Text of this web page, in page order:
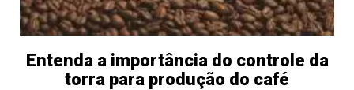
Entenda a importância do controle da
torra para produção do café